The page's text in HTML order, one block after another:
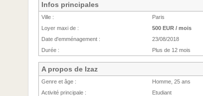
Infos principales
Ville :
Paris
Loyer maxi de :
500 EUR / mois
Date d'emménagement :
23/08/2018
Durée :
Plus de 12 mois
A propos de Izaz
Genre et âge :
Homme, 25 ans
Activité principale :
Etudiant